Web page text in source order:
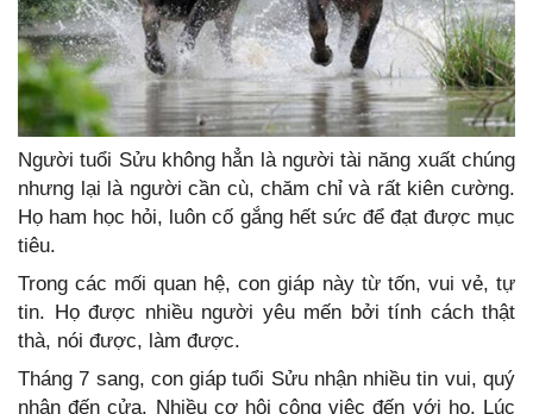
Người tuổi Sửu không hẳn là người tài năng xuất chúng
nhưng lại là người cần cù, chăm chỉ và rất kiên cường.
Họ ham học hỏi, luôn cố gắng hết sức để đạt được mục
tiêu.
Trong các mối quan hệ, con giáp này từ tốn, vui vẻ, tự
tin. Họ được nhiều người yêu mến bởi tính cách thật
thà, nói được, làm được.
Tháng 7 sang, con giáp tuổi Sửu nhận nhiều tin vui, quý
nhân đến cửa. Nhiều cơ hội công việc đến với họ. Lúc